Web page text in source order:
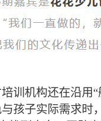
训机构还在沿用“
孩子实际需求时